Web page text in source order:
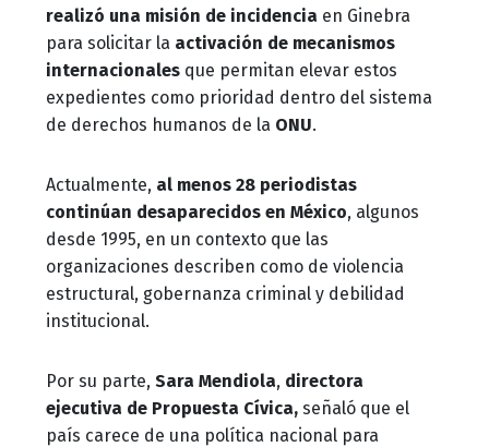
realizó una misión de incidencia en Ginebra
para solicitar la activación de mecanismos
internacionales que permitan elevar estos
expedientes como prioridad dentro del sistema
de derechos humanos de la ONU.
Actualmente, al menos 28 periodistas
continúan desaparecidos en México, algunos
desde 1995, en un contexto que las
organizaciones describen como de violencia
estructural, gobernanza criminal y debilidad
institucional.
Por su parte, Sara Mendiola, directora
ejecutiva de Propuesta Cívica, señaló que el
país carece de una política nacional para